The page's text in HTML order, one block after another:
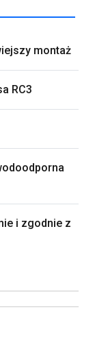
montaż
RC3
i zgodnie z